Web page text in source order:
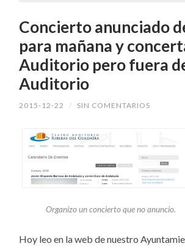
Concierto anunciado
para mañana y
Auditorio pero fuera
Auditorio
2015-12-22 / SIN COMENTARIOS
Organizo un concierto que no anuncio.
Hoy leo en la web de nuestro